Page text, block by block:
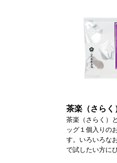
茶楽（さらく
茶楽（さらく）
ッグ１個入りの
す。いろいろな
で試したい方に